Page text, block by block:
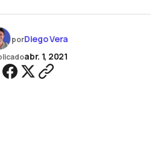
porDiego Vera
abr. 1, 2021